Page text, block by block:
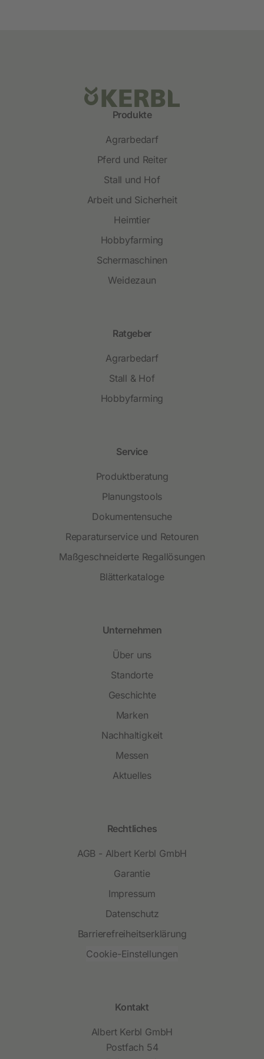
Produkte
Agrarbedarf
Pferd und Reiter
Stall und Hof
Arbeit und Sicherheit
Heimtier
Hobbyfarming
Schermaschinen
Weidezaun
Ratgeber
Agrarbedarf
Stall & Hof
Hobbyfarming
Service
Produktberatung
Planungstools
Dokumentensuche
Reparaturservice und Retouren
Maßgeschneiderte Regallösungen
Blätterkataloge
Unternehmen
Über uns
Standorte
Geschichte
Marken
Nachhaltigkeit
Messen
Aktuelles
Rechtliches
AGB - Albert Kerbl GmbH
Garantie
Impressum
Datenschutz
Barrierefreiheitserklärung
Cookie-Einstellungen
Kontakt
Albert Kerbl GmbH
Postfach 54